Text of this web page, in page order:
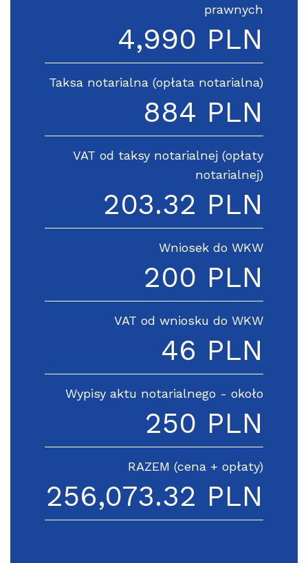
prawnych
4,990 PLN
Taksa notarialna (opłata notarialna)
884 PLN
VAT od taksy notarialnej (opłaty
notarialnej)
203.32 PLN
Wniosek do WKW
200 PLN
VAT od wniosku do WKW
46 PLN
Wypisy aktu notarialnego - około
250 PLN
RAZEM (cena + opłaty)
256,073.32 PLN